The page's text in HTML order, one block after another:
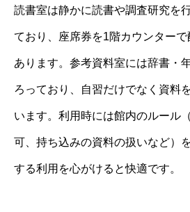
読書室は静かに読書や調査研究を
ており、座席券を1階カウンター
あります。参考資料室には辞書・
ろっており、自習だけでなく資料
います。利用時には館内のルール
可、持ち込みの資料の扱いなど）
する利用を心がけると快適です。